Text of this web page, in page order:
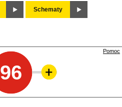
Schematy
96
Pomoc